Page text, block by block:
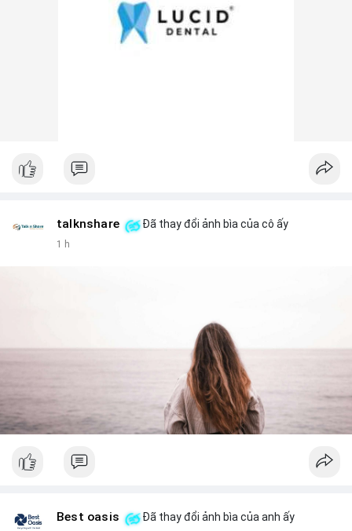
talknshare Đã thay đổi ảnh bìa của cô ấy
1 h
Best oasis Đã thay đổi ảnh bìa của anh ấy